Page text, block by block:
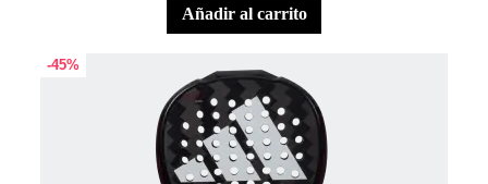
añadir al carrito
-45%